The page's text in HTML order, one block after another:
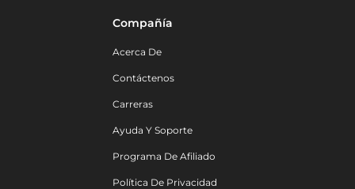
Compañía
Acerca De
Contáctenos
Carreras
Ayuda Y Soporte
Programa De Afiliado
Política De Privacidad